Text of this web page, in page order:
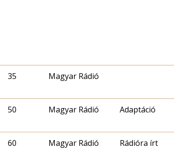
35 Magyar Rádió
50 Magyar Rádió Adaptáció
60 Magyar Rádió Rádióra írt